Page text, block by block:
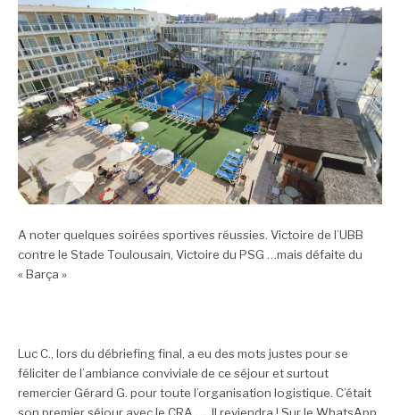
A noter quelques soirées sportives réussies. Victoire de l’UBB
contre le Stade Toulousain, Victoire du PSG …mais défaite du
« Barça »
Luc C., lors du débriefing final, a eu des mots justes pour se
féliciter de l’ambiance conviviale de ce séjour et surtout
remercier Gérard G. pour toute l’organisation logistique. C’était
son premier séjour avec le CRA . . . Il reviendra ! Sur le WhatsApp